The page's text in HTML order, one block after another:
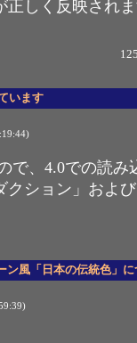
正しく反映され
います
で、4.0での読
クション」およ
ン風「日本の伝統色」に